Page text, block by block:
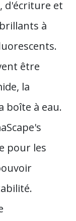
d'écriture et
à
être
la
boîte à eau.
pour les